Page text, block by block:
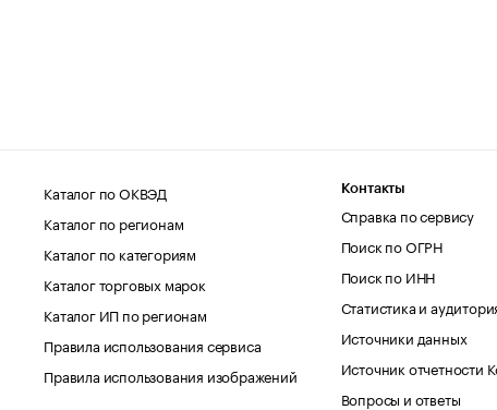
Каталог по ОКВЭД
Каталог по регионам
Каталог по категориям
Каталог торговых марок
Каталог ИП по регионам
Правила использования сервиса
Правила использования изображений
Контакты
Справка по сервису
Поиск по ОГРН
Поиск по ИНН
Статистика и
Источники данных
Источник отчетности
Вопросы и ответы